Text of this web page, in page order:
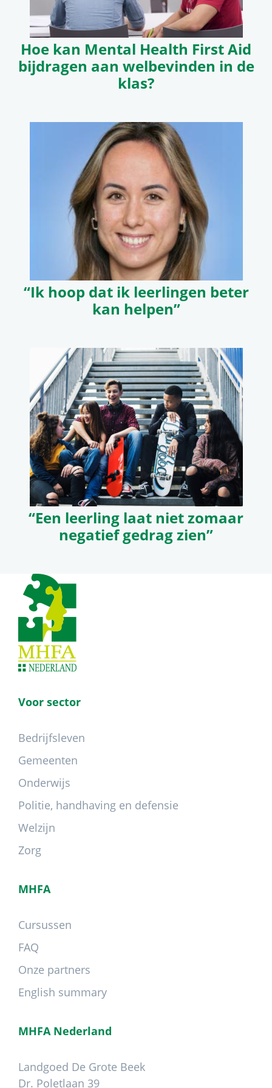
Hoe kan Mental Health First Aid
bijdragen aan welbevinden in de
klas?
“Ik hoop dat ik leerlingen beter
kan helpen”
“Een leerling laat niet zomaar
negatief gedrag zien”
Footer
Voor sector
Bedrijfsleven
Gemeenten
Onderwijs
Politie, handhaving en defensie
Welzijn
Zorg
MHFA
Cursussen
FAQ
Onze partners
English summary
MHFA Nederland
Landgoed De Grote Beek
Dr. Poletlaan 39